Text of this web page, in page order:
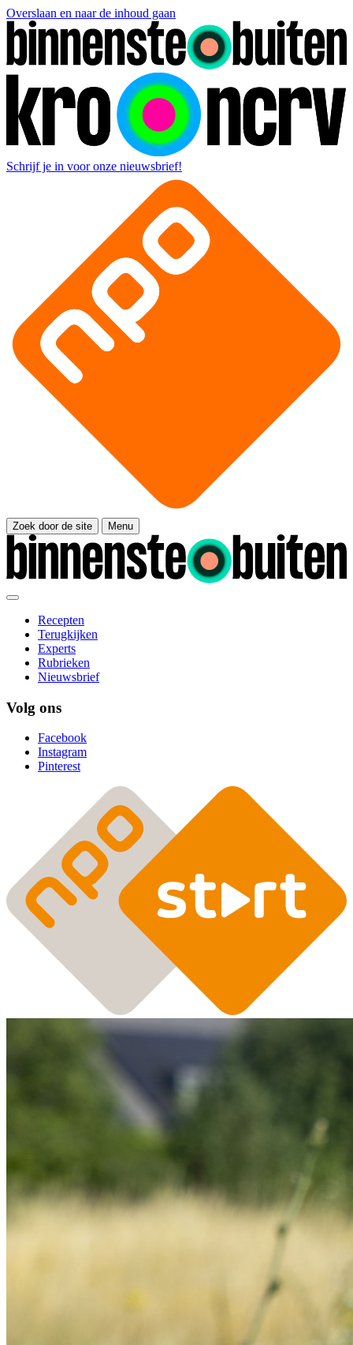
Overslaan en naar de inhoud gaan
Schrijf je in voor onze nieuwsbrief!
Zoek door de site Menu
Recepten
Terugkijken
Experts
Rubrieken
Nieuwsbrief
Volg ons
Facebook
Instagram
Pinterest